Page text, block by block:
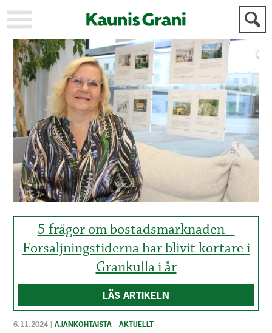
KAUPUNKI
STADEN
AJANKOHTAISTA
AKTUELLT
URHEILU
IDROTT
KULTTUURI
KULTUR
HISTORIA
HISTORIA
YLEINEN
ALLMÄN
MAINOSTAJILLE
FÖR
ANNONSÖRER
5 frågor om bostadsmarknaden –
Försäljningstiderna har blivit kortare i
Grankulla i år
LÄS ARTIKELN
6.11.2024 |AJANKOHTAISTA - AKTUELLT